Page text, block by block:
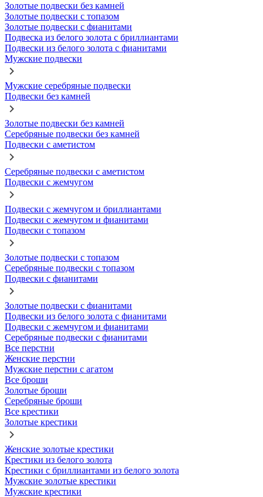
Золотые подвески без камней
Золотые подвески с топазом
Золотые подвески с фианитами
Подвеска из белого золота с бриллиантами
Подвески из белого золота с фианитами
Мужские подвески
Мужские серебряные подвески
Подвески без камней
Золотые подвески без камней
Серебряные подвески без камней
Подвески с аметистом
Серебряные подвески с аметистом
Подвески с жемчугом
Подвески с жемчугом и бриллиантами
Подвески с жемчугом и фианитами
Подвески с топазом
Золотые подвески с топазом
Серебряные подвески с топазом
Подвески с фианитами
Золотые подвески с фианитами
Подвески из белого золота с фианитами
Подвески с жемчугом и фианитами
Серебряные подвески с фианитами
Все перстни
Женские перстни
Мужские перстни с агатом
Все броши
Золотые броши
Серебряные броши
Все крестики
Золотые крестики
Женские золотые крестики
Крестики из белого золота
Крестики с бриллиантами из белого золота
Мужские золотые крестики
Мужские крестики